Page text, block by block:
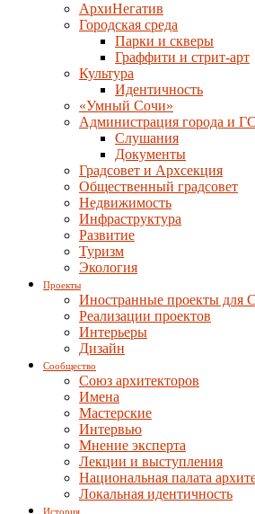
АрхиНегатив
Городская среда
Парки и скверы
Граффити и стрит-арт
Культура
Идентичность
«Умный Сочи»
Администрация города и
Слушания
Документы
Градсовет и Архсекция
Общественный градсовет
Недвижимость
Инфраструктура
Развитие
Туризм
Экология
Проекты
Иностранные проекты для
Реализации проектов
Интерьеры
Дизайн
Сообщество
Союз архитекторов
Имена
Мастерские
Интервью
Мнение эксперта
Лекции и выступления
Национальная палата
Локальная идентичность
История